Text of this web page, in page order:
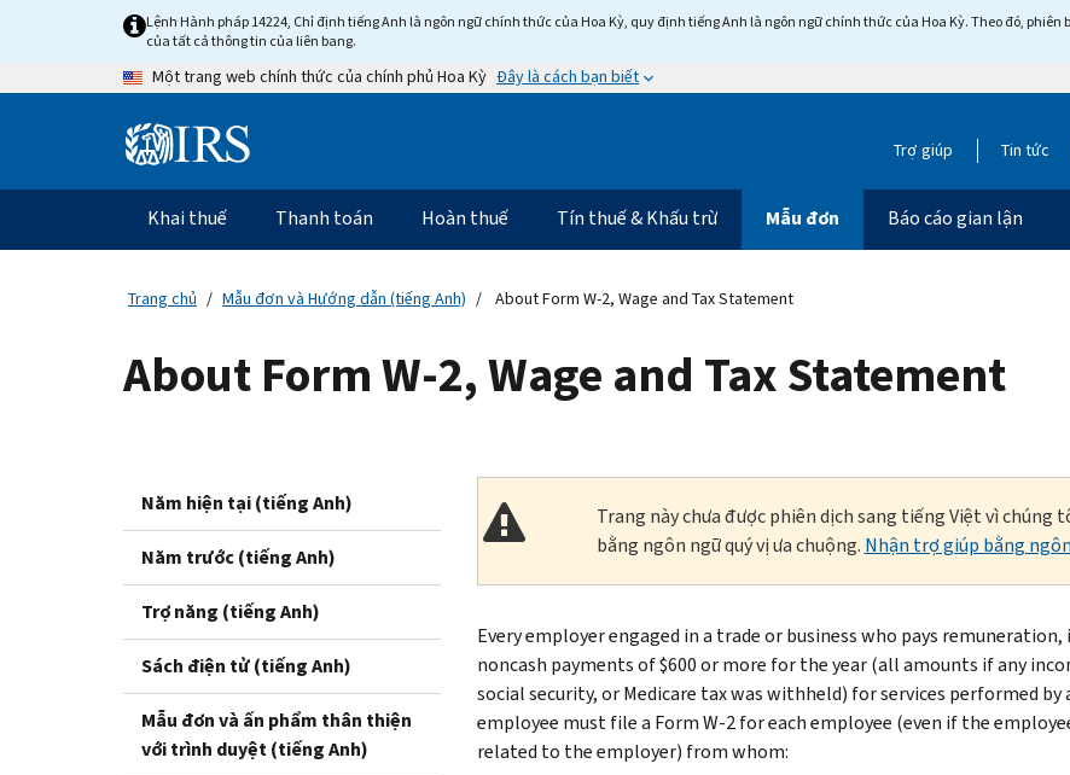
content
Lệnh Hành pháp 14224, Chỉ định tiếng Anh là ngôn ngữ chính thức của Hoa Kỳ, quy định tiếng Anh là ngôn ngữ chính thức của Hoa Kỳ. Theo đó,
của tất cả thông tin của liên bang.
Một trang web chính thức của chính phủ Hoa Kỳ Đây là cách bạn biết
Information Trợ giúp Tin tức
Điều
hướng
chính
Khai thuế Thanh toán Hoàn thuế Tín thuế & Khấu trừ Mẫu đơn Báo cáo gian lận
Trang chủ Mẫu đơn và Hướng dẫn (tiếng Anh) About Form W-2, Wage and Tax Statement
About Form W-2, Wage and Tax Statement
Năm hiện tại (tiếng Anh)
Năm trước (tiếng Anh)
Trợ năng (tiếng Anh)
Sách điện tử (tiếng Anh)
Mẫu đơn và ấn phẩm thân thiện
với trình duyệt (tiếng Anh)
Trang này chưa được phiên dịch sang tiếng Việt vì chúng
bằng ngôn ngữ quý vị ưa chuộng. Nhận trợ giúp bằng
Every employer engaged in a trade or business who pays remuneration,
noncash payments of $600 or more for the year (all amounts if any
social security, or Medicare tax was withheld) for services performed by
employee must file a Form W-2 for each employee (even if the
related to the employer) from whom: